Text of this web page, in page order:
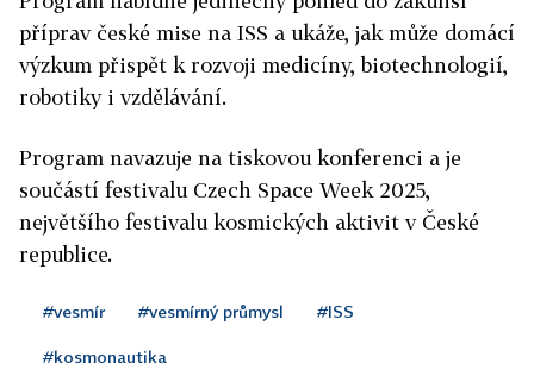
příprav české mise na ISS a ukáže, jak může domácí
výzkum přispět k rozvoji medicíny, biotechnologií,
robotiky i vzdělávání.
Program navazuje na tiskovou konferenci a je
součástí festivalu Czech Space Week 2025,
největšího festivalu kosmických aktivit v České
republice.
#vesmír #vesmírný průmysl #ISS
#kosmonautika